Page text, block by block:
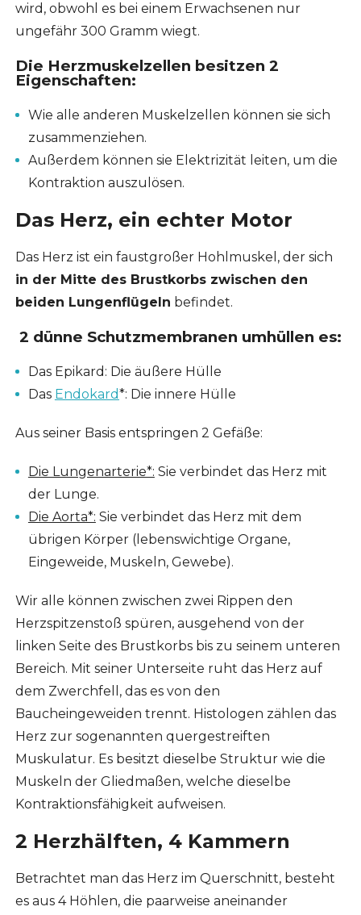
wird, obwohl es bei einem Erwachsenen nur
ungefähr 300 Gramm wiegt.
Die Herzmuskelzellen besitzen 2
Eigenschaften:
Wie alle anderen Muskelzellen können sie sich
zusammenziehen.
Außerdem können sie Elektrizität leiten, um die
Kontraktion auszulösen.
Das Herz, ein echter Motor
Das Herz ist ein faustgroßer Hohlmuskel, der sich
in der Mitte des Brustkorbs zwischen den
beiden Lungenflügeln befindet.
2 dünne Schutzmembranen umhüllen es:
Das Epikard: Die äußere Hülle
Das Endokard*: Die innere Hülle
Aus seiner Basis entspringen 2 Gefäße:
Die Lungenarterie*: Sie verbindet das Herz mit
der Lunge.
Die Aorta*: Sie verbindet das Herz mit dem
übrigen Körper (lebenswichtige Organe,
Eingeweide, Muskeln, Gewebe).
Wir alle können zwischen zwei Rippen den
Herzspitzenstoß spüren, ausgehend von der
linken Seite des Brustkorbs bis zu seinem unteren
Bereich. Mit seiner Unterseite ruht das Herz auf
dem Zwerchfell, das es von den
Baucheingeweiden trennt. Histologen zählen das
Herz zur sogenannten quergestreiften
Muskulatur. Es besitzt dieselbe Struktur wie die
Muskeln der Gliedmaßen, welche dieselbe
Kontraktionsfähigkeit aufweisen.
2 Herzhälften, 4 Kammern
Betrachtet man das Herz im Querschnitt, besteht
es aus 4 Höhlen, die paarweise aneinander